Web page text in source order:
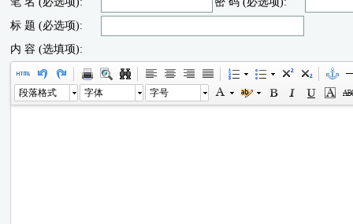
标 题 (必选项):
内 容 (选填项):
段落格式 字体 字号